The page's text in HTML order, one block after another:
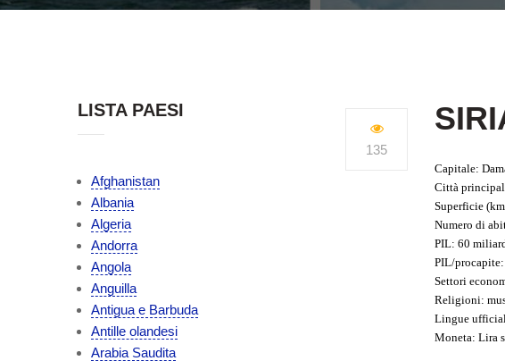
LISTA PAESI
Afghanistan
Albania
Algeria
Andorra
Angola
Anguilla
Antigua e Barbuda
Antille olandesi
Arabia Saudita
135
Capitale:
Città
Superficie
Numero di
PIL: 60
PIL/procapite
Settori
Religioni:
Lingue
Moneta: Lira